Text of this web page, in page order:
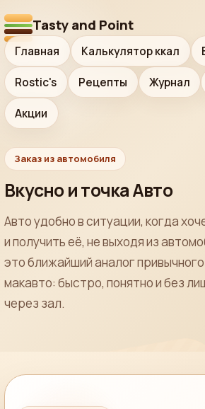
Tasty and Point
Главная Калькулятор ккал
Rostic's Рецепты Журнал
Акции
Заказ из автомобиля
Вкусно и точка Авто
Авто удобно в ситуации, когда
и получить её, не выходя из
это ближайший аналог
макавто: быстро, понятно и без
через зал.